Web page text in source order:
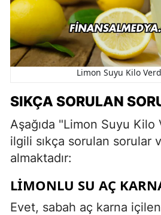
Limon Suyu Kilo
SIKÇA SORULAN
Aşağıda "Limon Suyu Kilo
ilgili sıkça sorulan sorular
almaktadır:
LIMONLU SU AÇ
Evet, sabah aç karna